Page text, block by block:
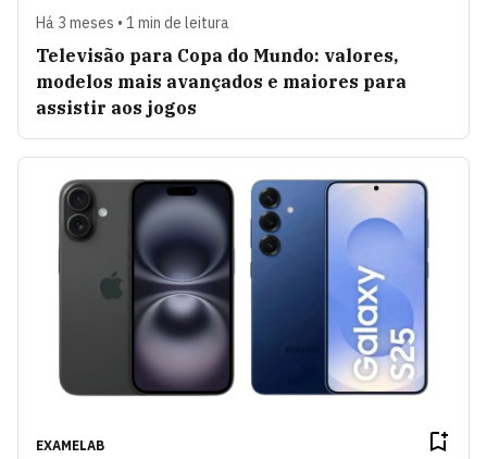
Há 3 meses • 1 min de leitura
Televisão para Copa do Mundo: valores,
modelos mais avançados e maiores para
assistir aos jogos
EXAMELAB